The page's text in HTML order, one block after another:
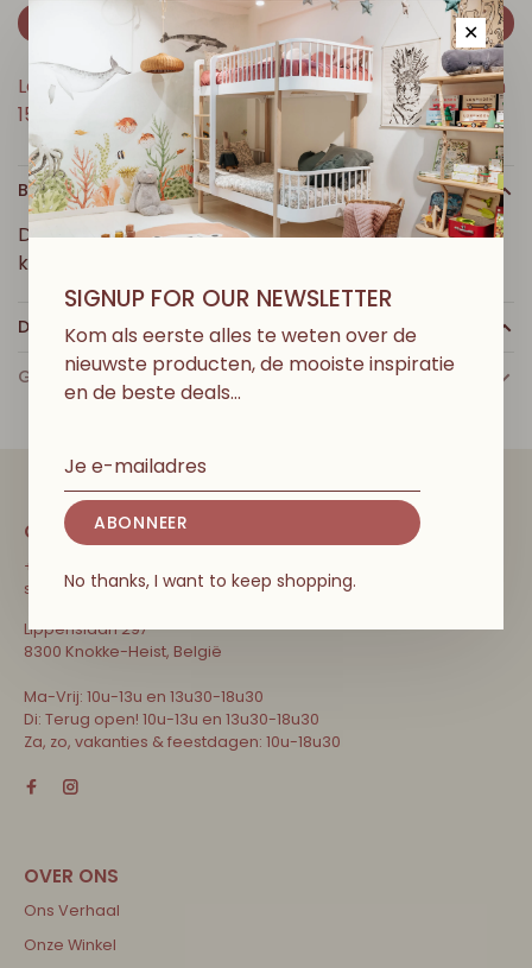
VOEG TOE AAN WINKELMANDJE
Levertijd: 2-5 werkdagen // Gratis verzending boven
150 € in België
BESCHRIJVING
Dekbedovertrek met handgeborduurde
kruismotieven en striksluiting.
DETAILS
GECERTIFICEERD GOTS
CONTACT
+32 471 31 52 68
shop@couleurlocalekids.eu
Lippenslaan 297
8300 Knokke-Heist, België
Ma-Vrij: 10u-13u en 13u30-18u30
Di: Terug open! 10u-13u en 13u30-18u30
Za, zo, vakanties & feestdagen: 10u-18u30
Ons Verhaal
Onze Winkel
✕
SIGNUP FOR OUR NEWSLETTER
Kom als eerste alles te weten over de
nieuwste producten, de mooiste inspiratie
en de beste deals…
ABONNEER
No thanks, I want to keep shopping.